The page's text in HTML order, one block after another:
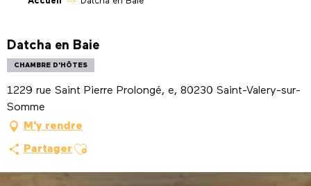
Datcha en Baie
CHAMBRE D'HÔTES
1229 rue Saint Pierre Prolongé, e, 80230 Saint-Valery-sur-
Somme
M'y rendre
Partager Ajouter aux favoris